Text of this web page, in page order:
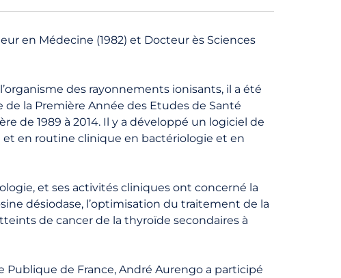
en Médecine (1982) et Docteur ès Sciences
des rayonnements ionisants, il a été
de la Première Année des Etudes de Santé
de 1989 à 2014. Il y a développé un logiciel de
en routine clinique en bactériologie et en
et ses activités cliniques ont concerné la
désiodase, l’optimisation du traitement de la
de cancer de la thyroïde secondaires à
de France, André Aurengo a participé